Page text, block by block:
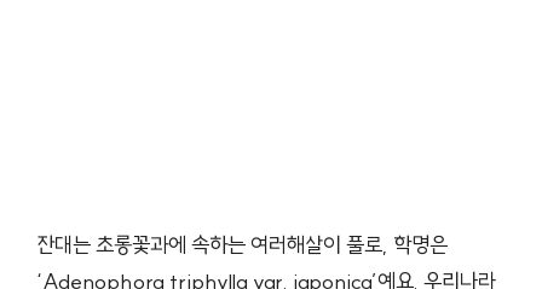
잔대는 초롱꽃과에 속하는 여러해살이 풀로, 학명은
‘Adenophora triphylla var. japonica’예요. 우리나라